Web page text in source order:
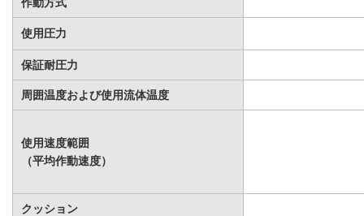
使用圧力
保証耐圧力
周囲温度および使用流体温度
使用速度範囲
（平均作動速度）
クッション